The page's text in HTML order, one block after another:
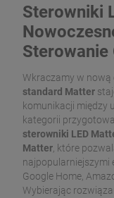
Sterowniki
Sterowanie
Wkraczamy w nową
standard Matter
komunikacji między
kategorii
sterowniki LED
Matter, które
najpopularniejszymi
Google Home,
Wybierając